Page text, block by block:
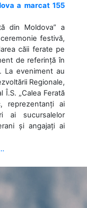
a marcat 155
din Moldova” a
festivă,
căii ferate pe
de referință în
La eveniment au
Regionale,
Î.S. „Calea Ferată
reprezentanți ai
ai sucursalelor
și angajați ai